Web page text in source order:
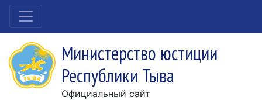
Министерство юстиции
Республики Тыва
Официальный сайт